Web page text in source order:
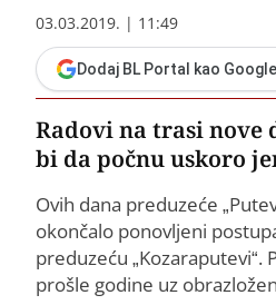
03.03.2019. | 11:49
Dodaj BL Portal kao
Radovi na trasi nove
bi da počnu uskoro
Ovih dana preduzeće
okončalo ponovljeni
preduzeću
prošle godine uz